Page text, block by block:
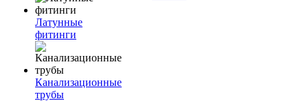
Латунные
фитинги
Канализационные
трубы